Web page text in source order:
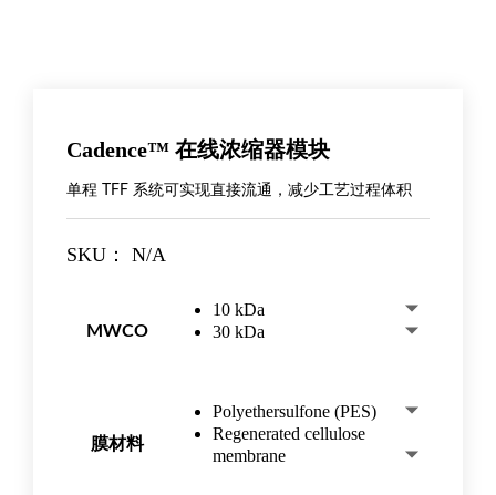
Cadence™ 在线浓缩器模块
单程 TFF 系统可实现直接流通，减少工艺过程体积
SKU： N/A
MWCO
10 kDa
30 kDa
膜材料
Polyethersulfone (PES)
Regenerated cellulose
membrane